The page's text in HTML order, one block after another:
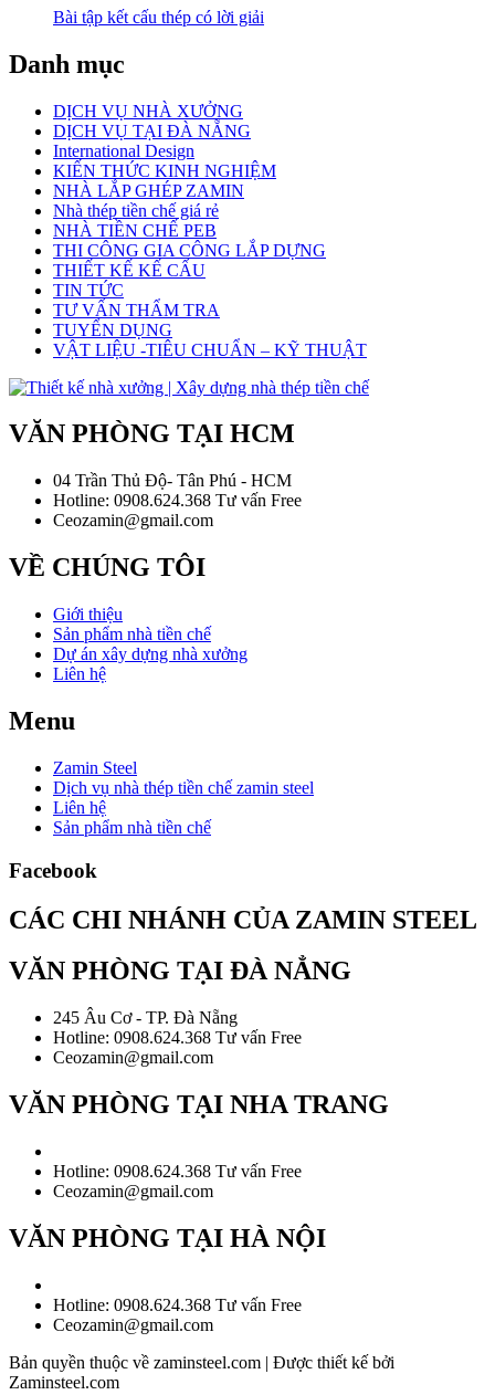
Bài tập kết cấu thép có lời giải
Danh mục
DỊCH VỤ NHÀ XƯỞNG
DỊCH VỤ TẠI ĐÀ NẴNG
International Design
KIẾN THỨC KINH NGHIỆM
NHÀ LẮP GHÉP ZAMIN
Nhà thép tiền chế giá rẻ
NHÀ TIỀN CHẾ PEB
THI CÔNG GIA CÔNG LẮP DỰNG
THIẾT KẾ KẾ CẤU
TIN TỨC
TƯ VẤN THẨM TRA
TUYỂN DỤNG
VẬT LIỆU -TIÊU CHUẨN – KỸ THUẬT
VĂN PHÒNG TẠI HCM
04 Trần Thủ Độ- Tân Phú - HCM
Hotline: 0908.624.368 Tư vấn Free
Ceozamin@gmail.com
VỀ CHÚNG TÔI
Giới thiệu
Sản phẩm nhà tiền chế
Dự án xây dựng nhà xưởng
Liên hệ
Menu
Zamin Steel
Dịch vụ nhà thép tiền chế zamin steel
Liên hệ
Sản phẩm nhà tiền chế
Facebook
CÁC CHI NHÁNH CỦA ZAMIN STEEL
VĂN PHÒNG TẠI ĐÀ NẲNG
245 Âu Cơ - TP. Đà Nẵng
Hotline: 0908.624.368 Tư vấn Free
Ceozamin@gmail.com
VĂN PHÒNG TẠI NHA TRANG
Hotline: 0908.624.368 Tư vấn Free
Ceozamin@gmail.com
VĂN PHÒNG TẠI HÀ NỘI
Hotline: 0908.624.368 Tư vấn Free
Ceozamin@gmail.com
Bản quyền thuộc về zaminsteel.com | Được thiết kế bởi
Zaminsteel.com